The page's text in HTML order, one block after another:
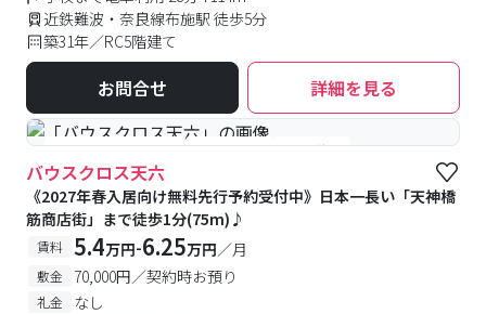
近鉄難波・奈良線布施駅 徒歩5分
築31年／RC5階建て
お問合せ 詳細を見る
#女性優先フロアあり #予約受付中 #空室待ち
バウスクロス天六
《2027年春入居向け無料先行予約受付中》日本一長い「天神橋
筋商店街」まで徒歩1分(75m)♪
賃料 5.4万円-6.25万円／月
敷金 70,000円／契約時お預り
礼金
なし